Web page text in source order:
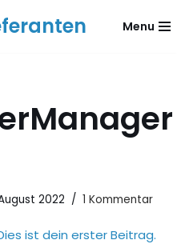
Menu
2022 1 Kommentar
ist dein erster Beitrag.